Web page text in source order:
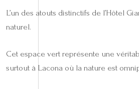
L’un des atouts distinctifs de l’Hôtel
naturel.
Cet espace vert représente une
surtout à Lacona où la nature est